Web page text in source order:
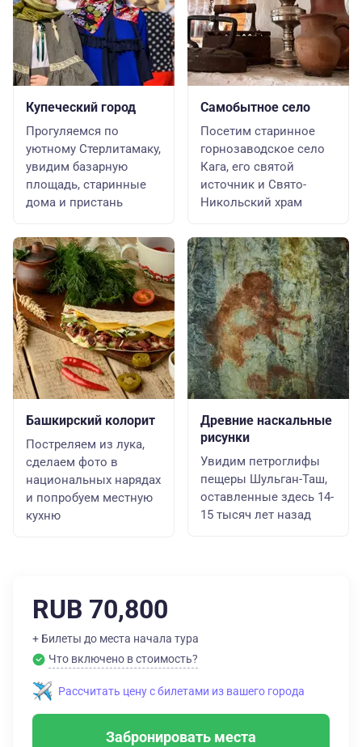
Купеческий город
Прогуляемся по
уютному Стерлитамаку,
увидим базарную
площадь, старинные
дома и пристань
Башкирский колорит
Постреляем из лука,
сделаем фото в
национальных нарядах
и попробуем местную
кухню
Самобытное село
Посетим старинное
горнозаводское село
Кага, его святой
источник и Свято-
Никольский храм
Древние наскальные
рисунки
Увидим петроглифы
пещеры Шульган-Таш,
оставленные здесь 14-
15 тысяч лет назад
RUB 70,800
+ Билеты до места начала тура
Что включено в стоимость?
Рассчитать цену с билетами из вашего города
Забронировать места